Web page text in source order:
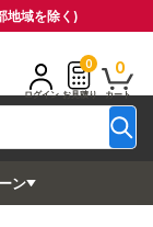
地域を除く)
ログイン
0
お見積り
0
カート
ン